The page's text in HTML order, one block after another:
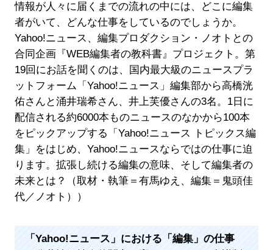
情報が人々に届くまでの流れの中には、どこに編集
者がいて、どんな仕事をしているのでしょうか。
Yahoo!ニュース、編集プロダクション・ノオトとの
合同企画『WEB編集者の教科書』プロジェクト。第
19回にお話を聞くのは、国内最大級のニュースプラ
ットフォーム「Yahoo!ニュース」編集部から高橋洸
佑さんと涌井瑞希さん、井上芙優さんの3名。1日に
配信される約6000本ものニュースのなかから100本
をピックアップする「Yahoo!ニュース トピックス編
集」をはじめ、Yahoo!ニュースならではの仕事に迫
ります。拡張し続ける編集の意味、そして編集者の
未来とは？（取材・執筆＝有馬ゆえ、編集＝鬼頭佳
代／ノオト））
「Yahoo!ニュース」における「編集」の仕事